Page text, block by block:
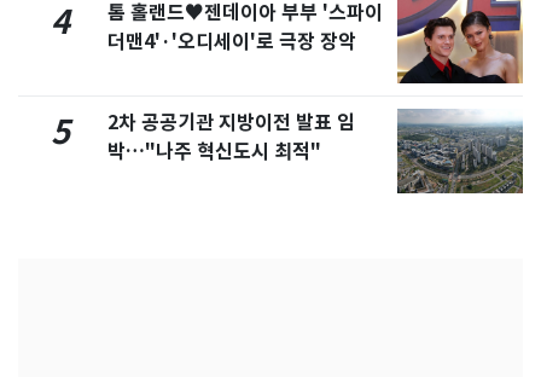
4
톰 홀랜드♥젠데이아 부부 '스파이
더맨4'·'오디세이'로 극장 장악
5
2차 공공기관 지방이전 발표 임
박…"나주 혁신도시 최적"